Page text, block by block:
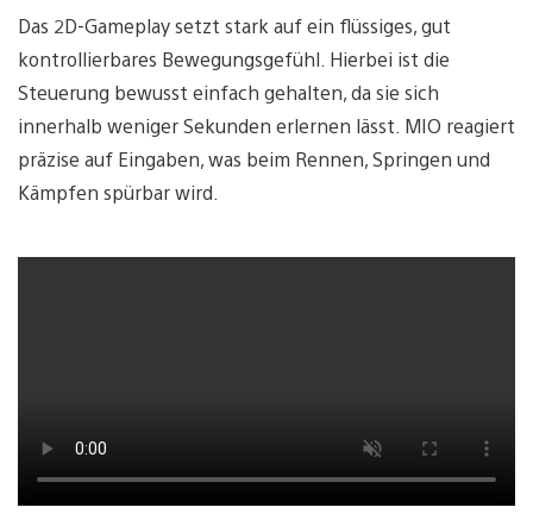
Das 2D-Gameplay setzt stark auf ein flüssiges, gut
kontrollierbares Bewegungsgefühl. Hierbei ist die
Steuerung bewusst einfach gehalten, da sie sich
innerhalb weniger Sekunden erlernen lässt. MIO reagiert
präzise auf Eingaben, was beim Rennen, Springen und
Kämpfen spürbar wird.